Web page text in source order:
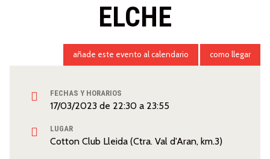
ELCHE
FECHAS Y HORARIOS
17/03/2023 de 22:30 a 23:55
LUGAR
Cotton Club Lleida (Ctra. Val d'Aran, km.3)
añade este evento al calendario como llegar